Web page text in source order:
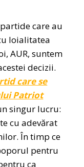
care au
loialitatea
AUR, suntem
decizii.
care se
Patriot
singur lucru:
cu adevărat
În timp ce
pentru
ca